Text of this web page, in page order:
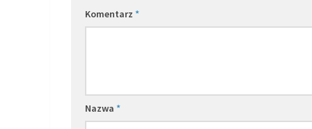
Komentarz *
Nazwa *